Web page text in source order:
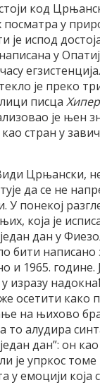
код
посматра у
је испод
у
је преко
писца
је њен
стран у
Црњански,
да се не
У понекој
која је
дан у
бити
и 1965.
изразу
осетити како
на њихово
то алудира
дан”: он
је упркос
у емоцији